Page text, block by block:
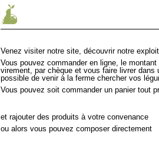
Venez visiter notre site, découvrir notre
Vous pouvez commander en ligne, le
virement, par chèque et vous faire livrer
possible de venir à la ferme chercher vos
Vous pouvez soit commander un panier tout
et rajouter des produits à votre convenance
ou alors vous pouvez composer directement